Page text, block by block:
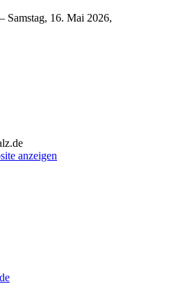
Samstag, 16. Mai 2026,
anzeigen